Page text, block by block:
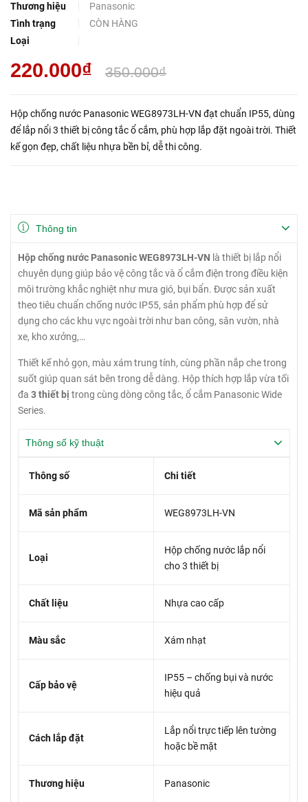
Thương hiệu
Panasonic
Tình trạng
CÒN HÀNG
Loại
220.000₫ 350.000₫
Hộp chống nước Panasonic WEG8973LH-VN đạt chuẩn IP55, dùng
để lắp nổi 3 thiết bị công tắc ổ cắm, phù hợp lắp đặt ngoài trời. Thiết
kế gọn đẹp, chất liệu nhựa bền bỉ, dễ thi công.
Thông tin
Hộp chống nước Panasonic WEG8973LH-VN là thiết bị lắp nổi
chuyên dụng giúp bảo vệ công tắc và ổ cắm điện trong điều kiện
môi trường khắc nghiệt như mưa gió, bụi bẩn. Được sản xuất
theo tiêu chuẩn chống nước IP55, sản phẩm phù hợp để sử
dụng cho các khu vực ngoài trời như ban công, sân vườn, nhà
xe, kho xưởng,…
Thiết kế nhỏ gọn, màu xám trung tính, cùng phần nắp che trong
suốt giúp quan sát bên trong dễ dàng. Hộp thích hợp lắp vừa tối
đa 3 thiết bị trong cùng dòng công tắc, ổ cắm Panasonic Wide
Series.
Thông số kỹ thuật
Thông số Chi tiết
Mã sản phẩm WEG8973LH-VN
Loại
Hộp chống nước lắp nổi
cho 3 thiết bị
Chất liệu Nhựa cao cấp
Màu sắc Xám nhạt
Cấp bảo vệ
IP55 – chống bụi và nước
hiệu quả
Cách lắp đặt
Lắp nổi trực tiếp lên tường
hoặc bề mặt
Thương hiệu Panasonic